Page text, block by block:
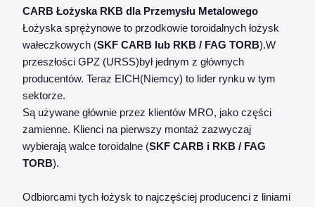
CARB Łożyska RKB dla Przemysłu Metalowego
Łożyska sprężynowe to przodkowie toroidalnych łożysk
wałeczkowych (SKF CARB lub RKB / FAG TORB).W
przeszłości GPZ (URSS)był jednym z głównych
producentów. Teraz EICH(Niemcy) to lider rynku w tym
sektorze.
Są używane głównie przez klientów MRO, jako części
zamienne. Klienci na pierwszy montaż zazwyczaj
wybierają walce toroidalne (SKF CARB i RKB / FAG
TORB).
Odbiorcami tych łożysk to najczęściej producenci z liniami